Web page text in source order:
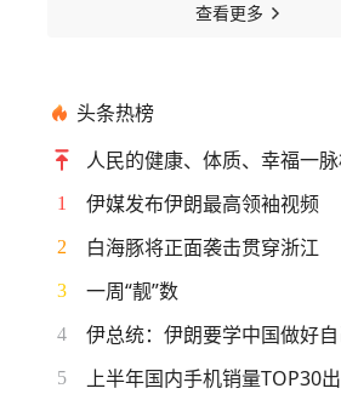
查看更多
头条热榜
人民的健康、体质、幸福一
1 伊媒发布伊朗最高领袖视频
2 白海豚将正面袭击贯穿浙江
3 一周“靓”数
4 伊总统：伊朗要学中国做好
5 上半年国内手机销量TOP30